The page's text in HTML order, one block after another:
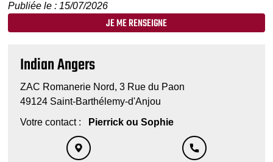
Publiée le : 15/07/2026
JE ME RENSEIGNE
Indian Angers
ZAC Romanerie Nord, 3 Rue du Paon
49124 Saint-Barthélemy-d'Anjou
Votre contact :
Pierrick ou Sophie